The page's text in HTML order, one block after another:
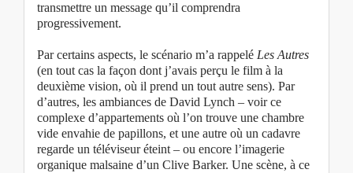
transmettre un message qu’il comprendra
progressivement.
Par certains aspects, le scénario m’a rappelé Les Autres
(en tout cas la façon dont j’avais perçu le film à la
deuxième vision, où il prend un tout autre sens). Par
d’autres, les ambiances de David Lynch – voir ce
complexe d’appartements où l’on trouve une chambre
vide envahie de papillons, et une autre où un cadavre
regarde un téléviseur éteint – ou encore l’imagerie
organique malsaine d’un Clive Barker. Une scène, à ce